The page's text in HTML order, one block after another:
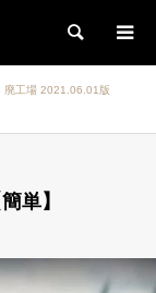
検索
廃工場 2021.06.01版
単】